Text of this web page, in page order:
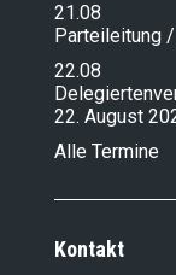
21.08
Parteileitung
22.08
22. August
Alle Termine
Kontakt